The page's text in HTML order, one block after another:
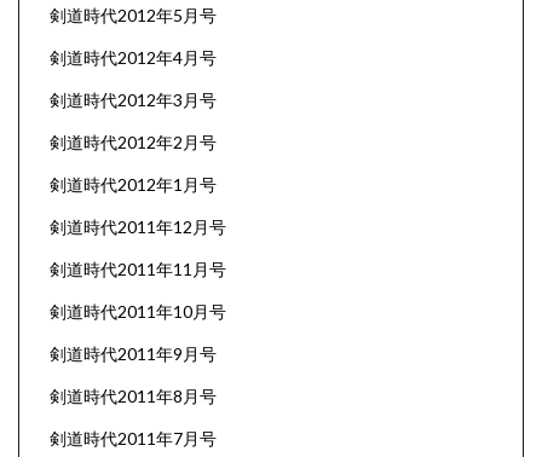
剣道時代2012年5月号
剣道時代2012年4月号
剣道時代2012年3月号
剣道時代2012年2月号
剣道時代2012年1月号
剣道時代2011年12月号
剣道時代2011年11月号
剣道時代2011年10月号
剣道時代2011年9月号
剣道時代2011年8月号
剣道時代2011年7月号